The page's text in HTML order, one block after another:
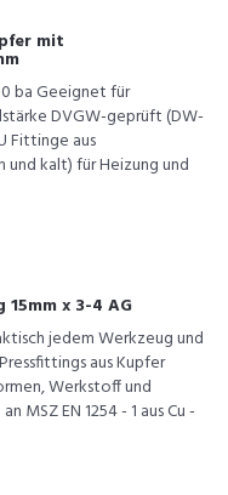
mit
ba Geeignet für
DVGW-geprüft (DW-
Fittinge aus
und kalt) für Heizung und
x 3-4 AG
jedem Werkzeug und
aus Kupfer
Werkstoff und
MSZ EN 1254 - 1 aus Cu -